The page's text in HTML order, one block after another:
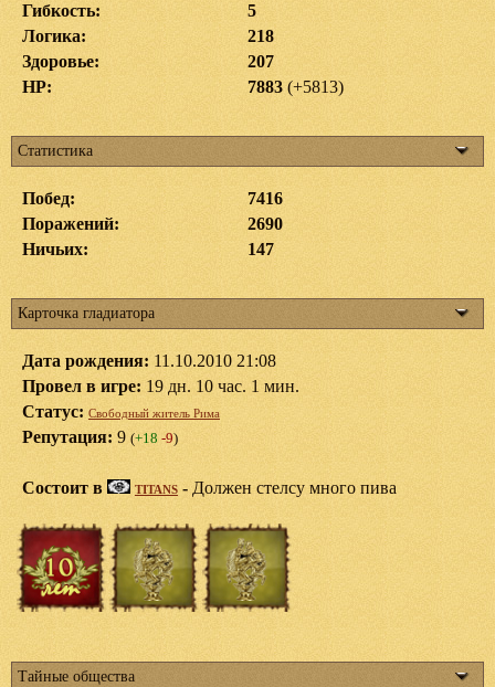
Гибкость:
5
Логика:
218
Здоровье:
207
HP:
7883 (+5813)
Статистика
Побед:
7416
Поражений:
2690
Ничьих:
147
Карточка гладиатора
Дата рождения: 11.10.2010 21:08
Провел в игре: 19 дн. 10 час. 1 мин.
Статус: Свободный житель Рима
Репутация: 9 (+18 -9)
Состоит в TITANS - Должен стелсу много пива
Тайные общества